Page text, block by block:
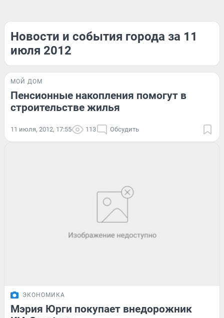
Новости и события города за 11
июля 2012
МОЙ ДОМ
Пенсионные накопления помогут в
строительстве жилья
11 июля, 2012, 17:55 113 Обсудить
ЭКОНОМИКА
Мэрия Юрги покупает внедорожник